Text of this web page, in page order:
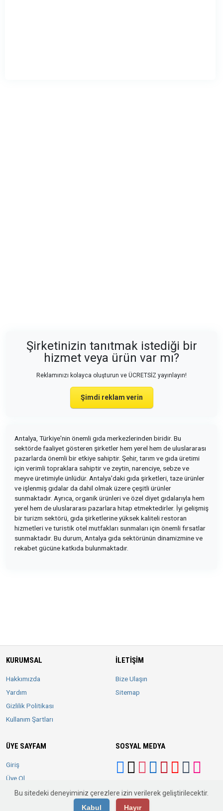
Şirketinizin tanıtmak istediği bir
hizmet veya ürün var mı?
Reklamınızı kolayca oluşturun ve ÜCRETSİZ yayınlayın!
Şimdi reklam verin
Antalya, Türkiye'nin önemli gıda merkezlerinden biridir. Bu
sektörde faaliyet gösteren şirketler hem yerel hem de uluslararası
pazarlarda önemli bir etkiye sahiptir. Şehir, tarım ve gıda üretimi
için verimli topraklara sahiptir ve zeytin, narenciye, sebze ve
meyve üretimiyle ünlüdür. Antalya'daki gıda şirketleri, taze ürünler
ve işlenmiş gıdalar da dahil olmak üzere çeşitli ürünler
sunmaktadır. Ayrıca, organik ürünleri ve özel diyet gıdalarıyla hem
yerel hem de uluslararası pazarlara hitap etmektedirler. İyi gelişmiş
bir turizm sektörü, gıda şirketlerine yüksek kaliteli restoran
hizmetleri ve turistik otel mutfakları sunmaları için önemli fırsatlar
sunmaktadır. Bu durum, Antalya gıda sektörünün dinamizmine ve
rekabet gücüne katkıda bulunmaktadır.
KURUMSAL
Hakkımızda
Yardım
Gizlilik Politikası
Kullanım Şartları
İLETIŞIM
Bize Ulaşın
Sitemap
ÜYE SAYFAM
Giriş
Üye Ol
SOSYAL MEDYA
© 2026 Antalya KOBİ. Tüm Hakları Saklıdır.
Bu sitedeki deneyiminiz çerezlere izin verilerek geliştirilecektir.
Kabul
Hayır